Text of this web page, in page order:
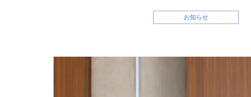
お知らせ